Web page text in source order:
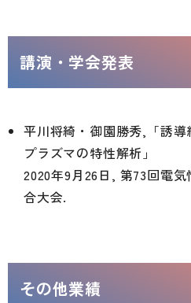
講演・学会発表
平川将綺・御園勝秀,「誘
プラズマの特性解析」
2020年9月26日, 第73回電
合大会.
その他業績